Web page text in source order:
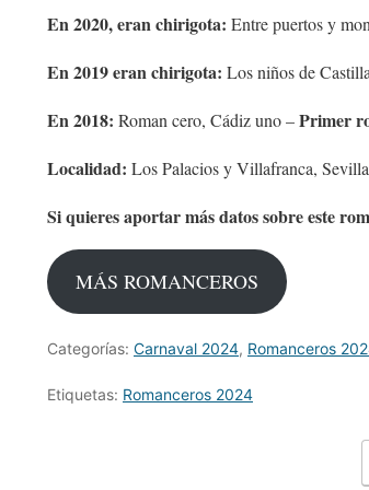
En 2020, eran chirigota: Entre puertos y
En 2019 eran chirigota: Los niños de
En 2018: Roman cero, Cádiz uno –Primer
Localidad: Los Palacios y Villafranca,
Si quieres aportar más datos sobre este
MÁS ROMANCEROS
Categorías: Carnaval 2024, Romanceros
Etiquetas: Romanceros 2024